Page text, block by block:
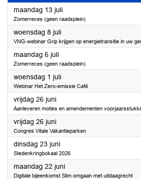
maandag 13 juli2026
Zomerreces (geen raadsplein)
woensdag 8 juli2026
VNG-webinar Grip krijgen op energietransitie in uw
maandag 6 juli2026
Zomerreces (geen raadsplein)
woensdag 1 juli2026
Webinar Het Zero-emissie Café
vrijdag 26 juni2026
Aanleveren moties en amendementen
vrijdag 26 juni2026
Congres Vitale Vakantieparken
dinsdag 23 juni2026
Stedenkringbokaal 2026
maandag 22 juni2026
Digitale bijeenkomst Slim omgaan met uitdaagrecht